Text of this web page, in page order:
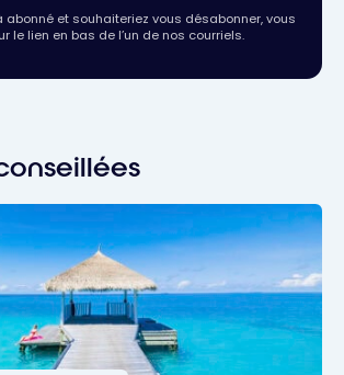
abonné et souhaiteriez vous désabonner, vous
le lien en bas de l’un de nos courriels.